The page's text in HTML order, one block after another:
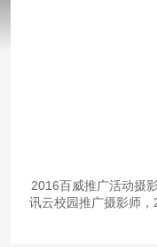
2016百威推广活动摄
讯云校园推广摄影师